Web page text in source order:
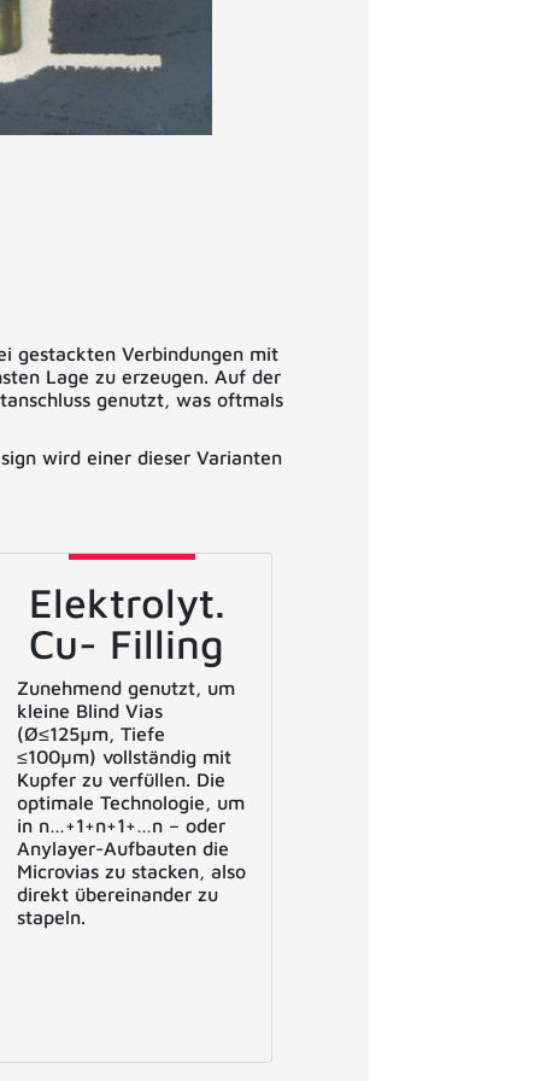
gestackten Verbindungen mit
Lage zu erzeugen. Auf der
genutzt, was oftmals
wird einer dieser Varianten
Elektrolyt.
Cu- Filling
Zunehmend genutzt, um
kleine Blind Vias
(Ø≤125µm, Tiefe
≤100µm) vollständig mit
Kupfer zu verfüllen. Die
optimale Technologie, um
in n…+1+n+1+…n – oder
Anylayer-Aufbauten die
Microvias zu stacken, also
direkt übereinander zu
stapeln.